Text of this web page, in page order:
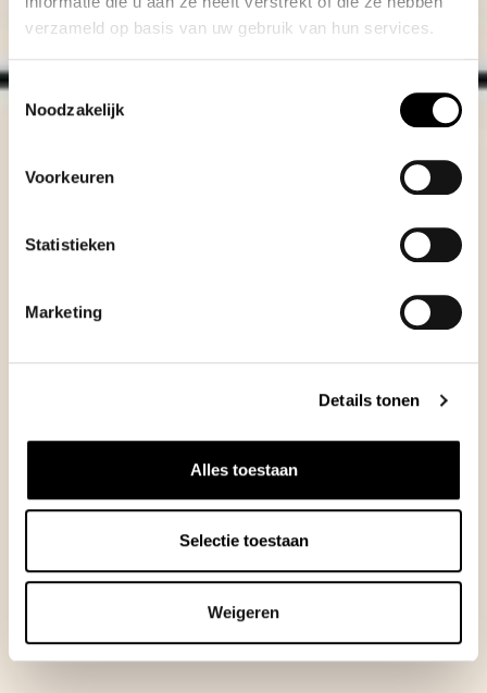
verzameld op basis van uw gebruik van hun services.
Toestemmingsselectie
Noodzakelijk
Voorkeuren
Statistieken
Marketing
Details tonen
Alles toestaan
Selectie toestaan
Weigeren